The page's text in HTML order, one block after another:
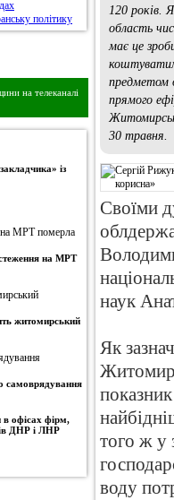
на телеканалі
із
на МРТ
житомирський
самоврядування
офісах фірм,
ДНР і ЛНР
120 років.
область
має це
предметом
прямого
30 травня.
Своїми
наук
Як
того ж у
воду